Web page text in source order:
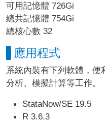
可用記憶體 726Gi
總共記憶體 754Gi
總核心數 32
應用程式
系統內裝有下列軟體，
分析、模擬計算等工作。
StataNow/SE 19.5
R 3.6.3